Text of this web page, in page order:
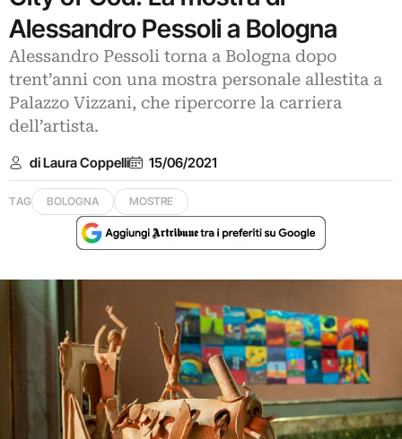
Alessandro Pessoli a Bologna
Alessandro Pessoli torna a Bologna dopo
trent’anni con una mostra personale allestita a
Palazzo Vizzani, che ripercorre la carriera
dell’artista.
di Laura Coppelli 15/06/2021
TAG BOLOGNA MOSTRE